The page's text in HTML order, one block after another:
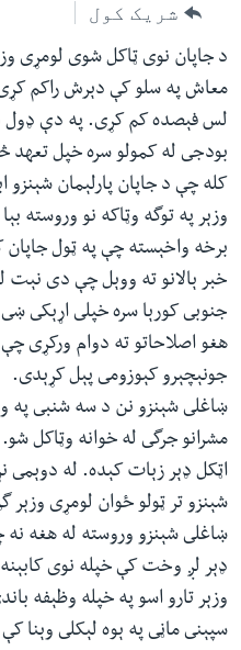
عمومي
لارښود
لاړ
شئ
لټون
ځای
لاړ
شئ
ځوانان
د بیان ازادي
روغتیا
سرمقاله
له مونږ سره په تماس کې پاتې شئ
ژبې
شریک کول
د جاپان نوى ټاکل شوى لومړى
معاش په سلو کې دېرش راکم کړى
لس فېصده کم کړى. په دې ډول
بودجى له کمولو سره خپل تعهد
کله چې د جاپان پارلېمان شېنزو
وزېر په توگه وټاکه نو وروسته
برخه واخېسته چې په ټول
خبر ېالانو ته ووېل چې دى نېت
جنوبى کورېا سره خپلى اړېکى
هغو اصلاحاتو ته دوام ورکړى
جونېچېرو کېوزومى پېل کړېدى.
ښاغلى شېنزو نن د سه شنبى په
مشرانو جرگى له خوانه وټاکل
شېنزو تر ټولو ځوان لومړى وزېر
ښاغلى شېنزو وروسته له هغه
ډېر لږ وخت کې خپله نوى کابېنه
وزېر تارو اسو په خپله وظېفه
سپېنى ماڼى په ېوه لېکلى وېنا